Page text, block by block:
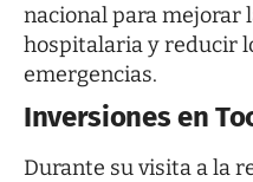
nacional para mejorar
hospitalaria y reducir
emergencias.
Inversiones en
Durante su visita a la